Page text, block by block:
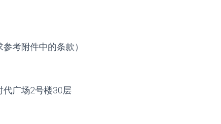
考附件中的条款）
代广场2号楼30层